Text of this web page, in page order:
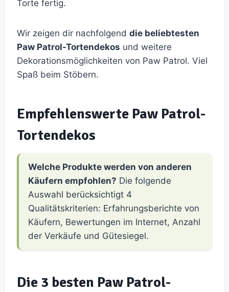
Torte fertig.
Wir zeigen dir nachfolgend die beliebtesten
Paw Patrol-Tortendekos und weitere
Dekorationsmöglichkeiten von Paw Patrol. Viel
Spaß beim Stöbern.
Empfehlenswerte Paw Patrol-
Tortendekos
Welche Produkte werden von anderen
Käufern empfohlen? Die folgende
Auswahl berücksichtigt 4
Qualitätskriterien: Erfahrungsberichte von
Käufern, Bewertungen im Internet, Anzahl
der Verkäufe und Gütesiegel.
Die 3 besten Paw Patrol-